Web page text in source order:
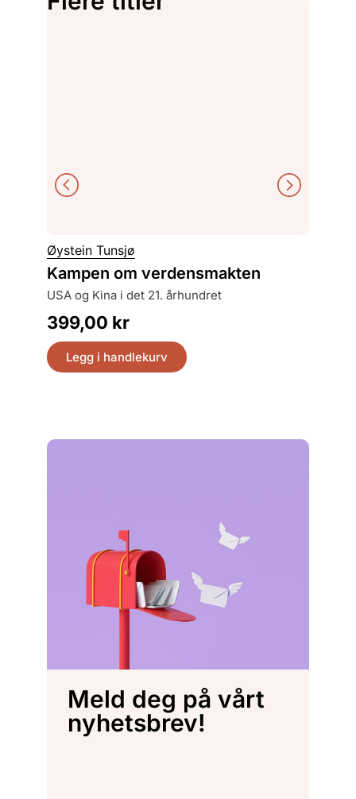
Øystein Tunsjø
Kampen om verdensmakten
USA og Kina i det 21. århundret
399,00 kr
Legg i handlekurv
Meld deg på vårt
nyhetsbrev!